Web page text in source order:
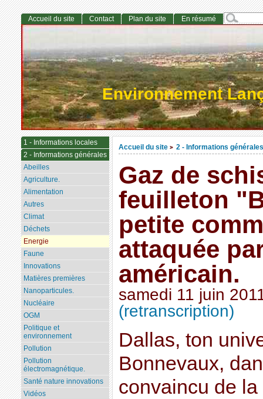
Environnement
Accueil du site > 2 - Informations générales
Gaz de
feuilleton
petite
attaquée
américain.
samedi 11 juin
(retranscription)
Dallas, ton
Bonnevaux,
convaincu de
Accueil du site Contact Plan du site En résumé
1 - Informations locales
2 - Informations générales
Abeilles
Agriculture.
Alimentation
Autres
Climat
Déchets
Energie
Faune
Innovations
Matières premières
Nanoparticules.
Nucléaire
OGM
Politique et
environnement
Pollution
Pollution
électromagnétique.
Santé nature innovations
Vidéos